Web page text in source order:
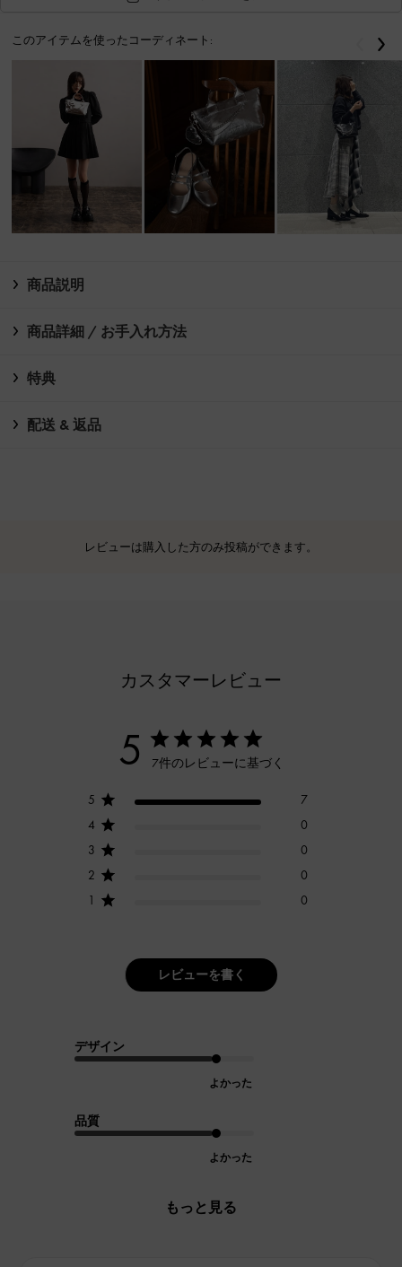
このアイテムを使ったコーディネート: 戻る
商品説明
商品詳細 / お手入れ方法
特典
配送 & 返品
レビューは購入した方のみ投稿ができます。
カスタマーレビュー
5 7件のレビューに基づく
5
7
4
0
3
0
2
0
1
0
レビューを書く
デザイン
よかった
品質
よかった
もっと見る